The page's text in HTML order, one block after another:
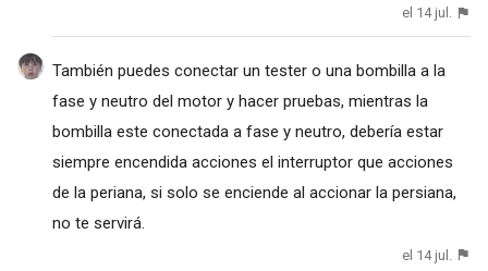
el 14 jul.
También puedes conectar un tester o una bombilla a la
fase y neutro del motor y hacer pruebas, mientras la
bombilla este conectada a fase y neutro, debería estar
siempre encendida acciones el interruptor que acciones
de la periana, si solo se enciende al accionar la persiana,
no te servirá.
el 14 jul.